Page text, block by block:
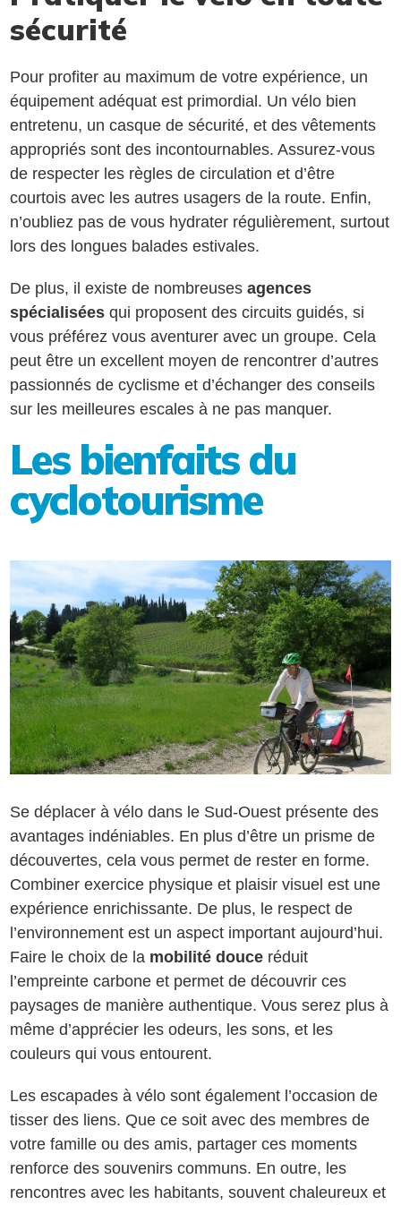
sécurité
Pour profiter au maximum de votre expérience, un
équipement adéquat est primordial. Un vélo bien
entretenu, un casque de sécurité, et des vêtements
appropriés sont des incontournables. Assurez-vous
de respecter les règles de circulation et d’être
courtois avec les autres usagers de la route. Enfin,
n’oubliez pas de vous hydrater régulièrement, surtout
lors des longues balades estivales.
De plus, il existe de nombreusesagences
spécialisées qui proposent des circuits guidés, si
vous préférez vous aventurer avec un groupe. Cela
peut être un excellent moyen de rencontrer d’autres
passionnés de cyclisme et d’échanger des conseils
sur les meilleures escales à ne pas manquer.
Les bienfaits du
cyclotourisme
Se déplacer à vélo dans le Sud-Ouest présente des
avantages indéniables. En plus d’être un prisme de
découvertes, cela vous permet de rester en forme.
Combiner exercice physique et plaisir visuel est une
expérience enrichissante. De plus, le respect de
l’environnement est un aspect important aujourd’hui.
Faire le choix de la mobilité douce réduit
l’empreinte carbone et permet de découvrir ces
paysages de manière authentique. Vous serez plus à
même d’apprécier les odeurs, les sons, et les
couleurs qui vous entourent.
Les escapades à vélo sont également l’occasion de
tisser des liens. Que ce soit avec des membres de
votre famille ou des amis, partager ces moments
renforce des souvenirs communs. En outre, les
rencontres avec les habitants, souvent chaleureux et